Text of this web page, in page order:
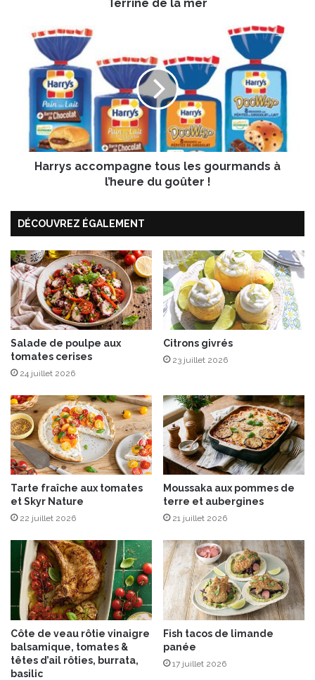
Terrine de la mer
a
n
e
t
o
u
s
l
e
s
g
u
r
m
a
n
d
s
à
l
e
d
u
g
o
Harrys accompagne tous les gourmands à
l’heure du goûter !
DÉCOUVREZ ÉGALEMENT
Salade de poulpe aux
tomates cerises
24 juillet 2026
Citrons givrés
23 juillet 2026
Tarte fraîche aux tomates
et Skyr Nature
22 juillet 2026
Moussaka aux pommes de
terre et aubergines
21 juillet 2026
Côte de veau rôtie vinaigre
balsamique, tomates &
têtes d’ail rôties, burrata,
basilic
Fish tacos de limande
panée
17 juillet 2026